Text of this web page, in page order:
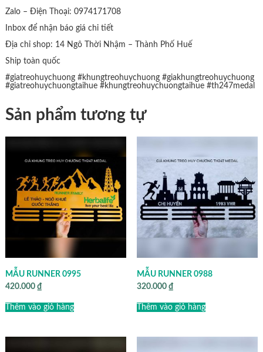
Zalo – Điện Thoại: 0974171708
Inbox để nhận báo giá chi tiết
Địa chỉ shop: 14 Ngô Thời Nhậm – Thành Phố Huế
Ship toàn quốc
#giatreohuychuong #khungtreohuychuong #giakhungtreohuychuong
#giatreohuychuongtaihue #khungtreohuychuongtaihue #th247medal
Sản phẩm tương tự
MẪU RUNNER 0995
420.000 ₫
Thêm vào giỏ hàng
MẪU RUNNER 0988
320.000 ₫
Thêm vào giỏ hàng